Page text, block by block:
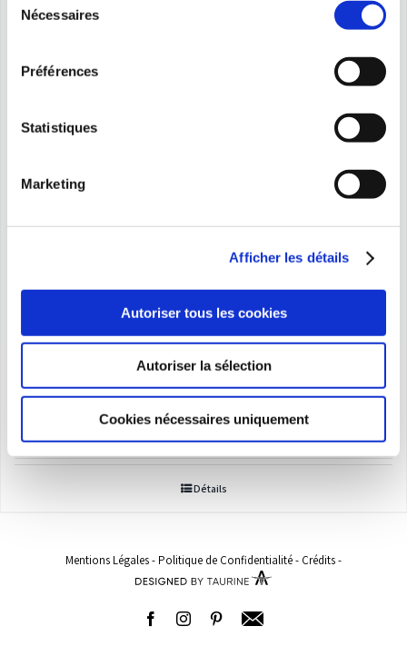
Nécessaires
Préférences
Statistiques
Marketing
Afficher les détails
Autoriser tous les cookies
Autoriser la sélection
Cookies nécessaires uniquement
Culotte gainante
149,00€Plage
de
prix :
149,00€
Détails
Mentions Légales- Politique de Confidentialité- Crédits-
FacebookInstagramPinterest
Adresse